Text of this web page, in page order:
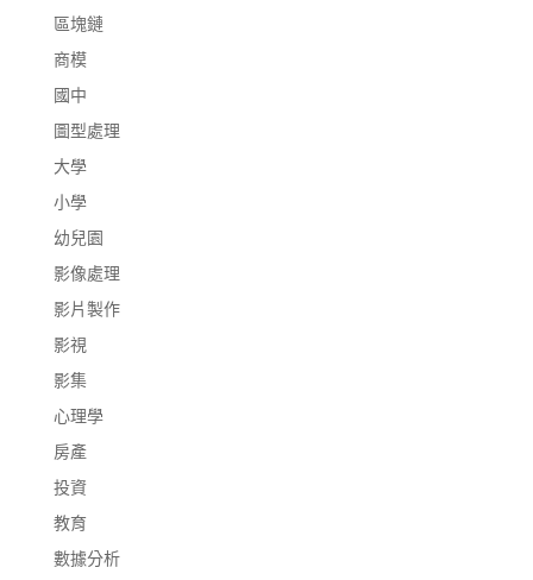
區塊鏈
商模
國中
圖型處理
大學
小學
幼兒園
影像處理
影片製作
影視
影集
心理學
房產
投資
教育
數據分析